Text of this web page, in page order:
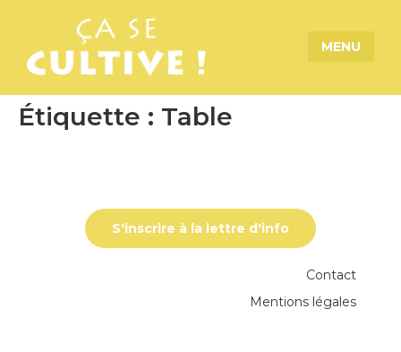
MENU
Étiquette : Table
S'inscrire à la lettre d'info
Contact
Mentions légales